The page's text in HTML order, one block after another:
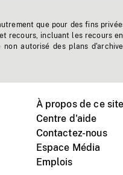
que pour des fins
recours, incluant les recours
autorisé des plans
À propos de ce site
Centre d'aide
Contactez-nous
Espace Média
Emplois